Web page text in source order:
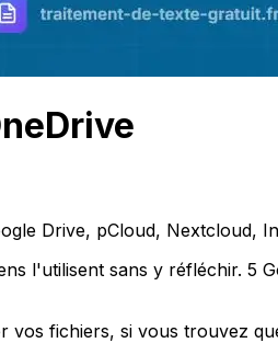
Drive, pCloud, Nextcloud,
l'utilisent sans y réfléchir.
fichiers, si vous trouvez